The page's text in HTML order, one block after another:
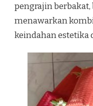
pengrajin
menawarkan
keindahan estetika